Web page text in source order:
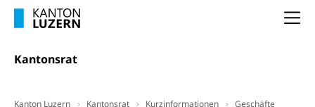
Kantonsrat
Kanton Luzern Kantonsrat Kurzinformationen Geschäfte
Arbeitslosenentschädigung
Unterstützung der Wirtschaftsförderung
Pensionierung